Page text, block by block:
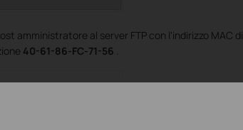
amministratore al server FTP con l'indirizzo MAC di
40-61-86-FC-71-56 .